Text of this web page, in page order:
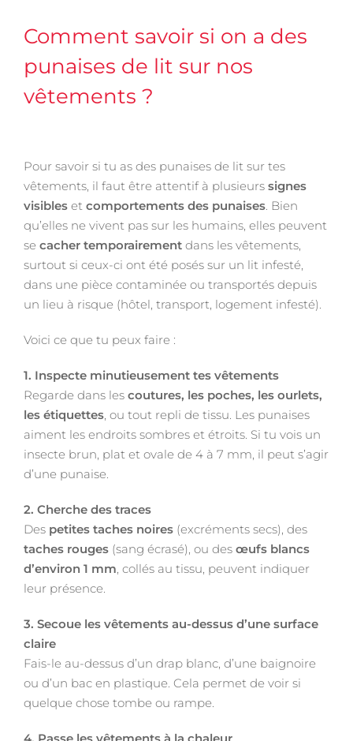
Comment savoir si on a des
punaises de lit sur nos
vêtements ?
Pour savoir si tu as des punaises de lit sur tes
vêtements, il faut être attentif à plusieurs signes
visibles et comportements des punaises. Bien
qu’elles ne vivent pas sur les humains, elles peuvent
se cacher temporairement dans les vêtements,
surtout si ceux-ci ont été posés sur un lit infesté,
dans une pièce contaminée ou transportés depuis
un lieu à risque (hôtel, transport, logement infesté).
Voici ce que tu peux faire :
1. Inspecte minutieusement tes vêtements
Regarde dans les coutures, les poches, les ourlets,
les étiquettes, ou tout repli de tissu. Les punaises
aiment les endroits sombres et étroits. Si tu vois un
insecte brun, plat et ovale de 4 à 7 mm, il peut s’agir
d’une punaise.
2. Cherche des traces
Des petites taches noires (excréments secs), des
taches rouges (sang écrasé), ou des œufs blancs
d’environ 1 mm, collés au tissu, peuvent indiquer
leur présence.
3. Secoue les vêtements au-dessus d’une surface
claire
Fais-le au-dessus d’un drap blanc, d’une baignoire
ou d’un bac en plastique. Cela permet de voir si
quelque chose tombe ou rampe.